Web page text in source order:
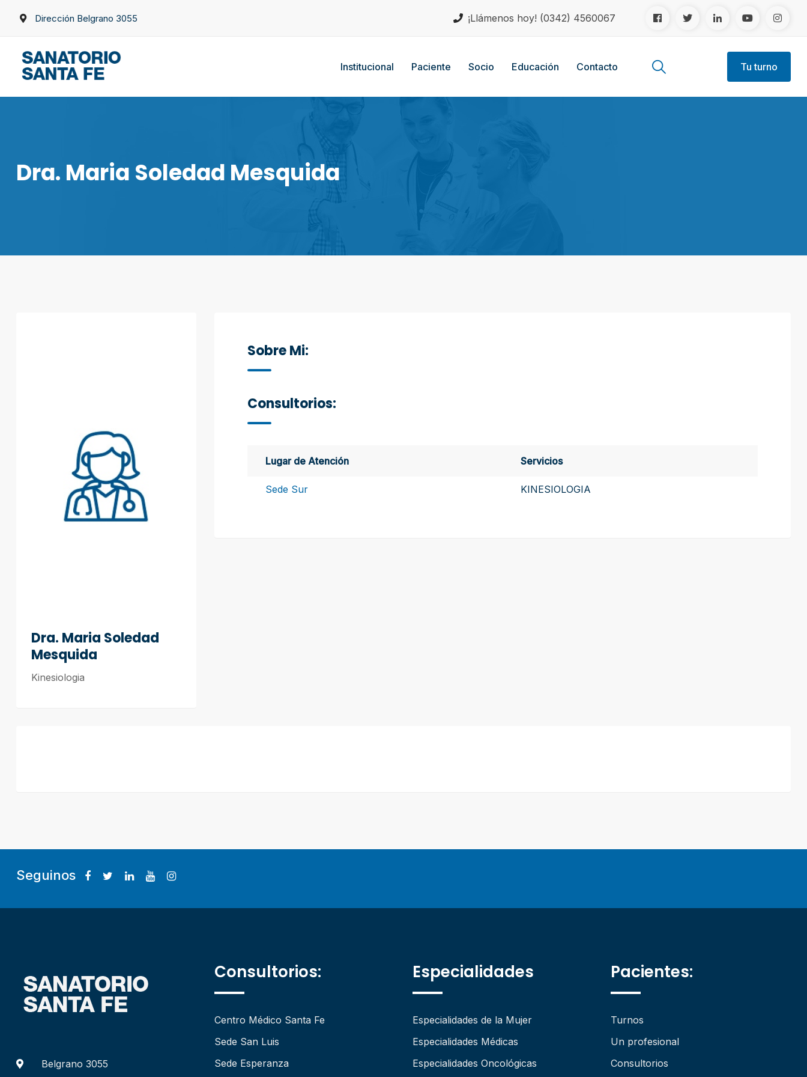
Dirección Belgrano 3055 ¡Llámenos hoy! (0342) 4560067
Institucional Paciente Socio Educación Contacto Tu turno
Dra. Maria Soledad Mesquida
Dra. Maria Soledad
Mesquida
Kinesiologia
Sobre Mi:
Consultorios:
Lugar de Atención Servicios
Sede Sur KINESIOLOGIA
Seguinos
Belgrano 3055
Consultorios:
Centro Médico Santa Fe
Sede San Luis
Sede Esperanza
Especialidades
Especialidades de la Mujer
Especialidades Médicas
Especialidades Oncológicas
Pacientes:
Turnos
Un profesional
Consultorios